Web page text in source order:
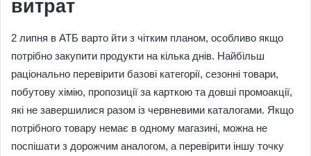
витрат
2 липня в АТБ варто йти з чітким планом, особливо якщо
потрібно закупити продукти на кілька днів. Найбільш
раціонально перевірити базові категорії, сезонні товари,
побутову хімію, пропозиції за карткою та довші промоакції,
які не завершилися разом із червневими каталогами. Якщо
потрібного товару немає в одному магазині, можна не
поспішати з дорожчим аналогом, а перевірити іншу точку